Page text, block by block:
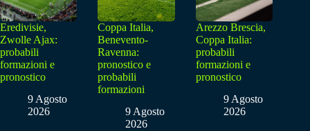
Eredivisie,
Zwolle Ajax:
probabili
formazioni e
pronostico
9 Agosto
2026
Coppa Italia,
Benevento-
Ravenna:
pronostico e
probabili
formazioni
9 Agosto
2026
Arezzo Brescia,
Coppa Italia:
probabili
formazioni e
pronostico
9 Agosto
2026